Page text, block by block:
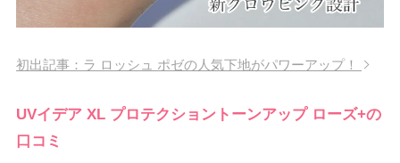
初出記事：ラ ロッシュ ポゼの人気下地がパワーアップ！
UVイデア XL プロテクショントーンアップ ローズ+の
口コミ